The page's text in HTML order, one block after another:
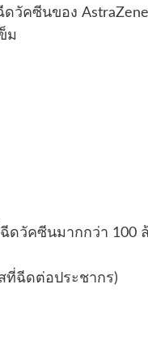
วัคซีนของ
ม
ดวัคซีนมากกว่า 100
ที่ฉีดต่อประชากร)